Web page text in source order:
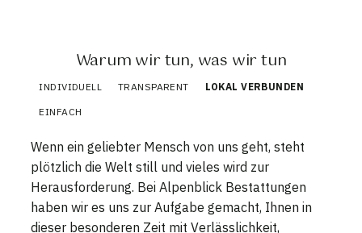
Warum wir tun, was wir tun
INDIVIDUELL TRANSPARENT LOKAL VERBUNDEN
EINFACH
Wenn ein geliebter Mensch von uns geht, steht
plötzlich die Welt still und vieles wird zur
Herausforderung. Bei Alpenblick Bestattungen
haben wir es uns zur Aufgabe gemacht, Ihnen in
dieser besonderen Zeit mit Verlässlichkeit,